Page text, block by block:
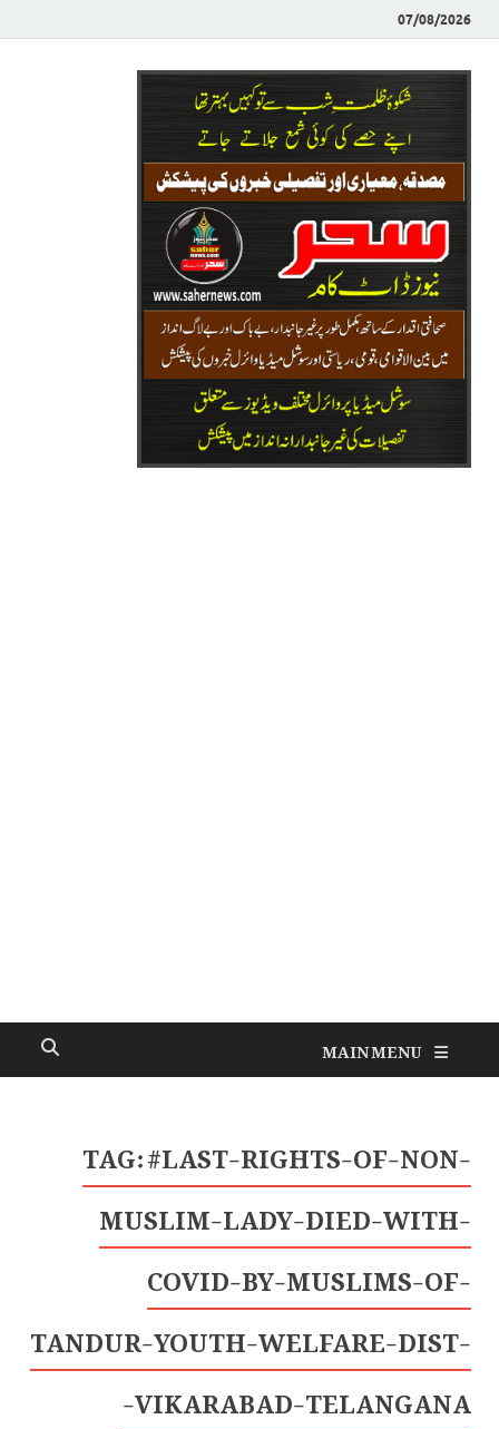
07/08/2026
MAIN MENU
TAG:#LAST-RIGHTS-OF-NON-
MUSLIM-LADY-DIED-WITH-
COVID-BY-MUSLIMS-OF-
TANDUR-YOUTH-WELFARE-DIST-
VIKARABAD-TELANGANA-